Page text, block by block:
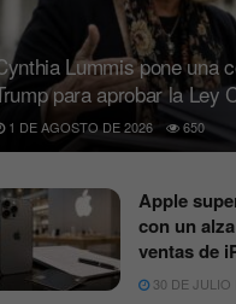
Lummis pone una
para aprobar la Ley
1 DE AGOSTO DE 2026 650
Apple
con un
ventas de
30 DE JULIO